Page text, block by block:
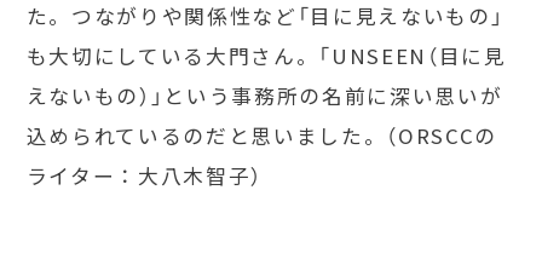
た。つながりや関係性など「目に見えないもの」
も大切にしている大門さん。「UNSEEN（目に見
えないもの）」という事務所の名前に深い思いが
込められているのだと思いました。（ORSCCの
ライター：大八木智子）